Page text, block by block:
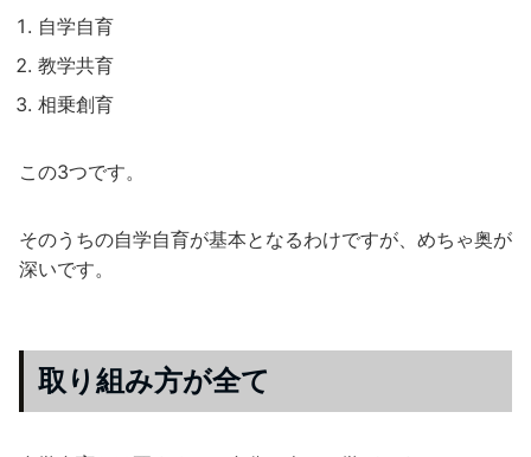
自学自育
教学共育
相乗創育
この3つです。
そのうちの自学自育が基本となるわけですが、めちゃ奥が
深いです。
取り組み方が全て